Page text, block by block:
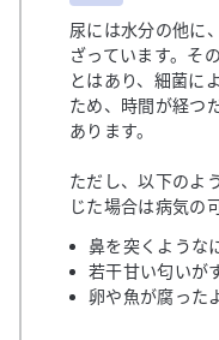
尿には水分の他に
ざっています。そ
とはあり、細菌に
ため、時間が経つ
あります。
ただし、以下のよ
じた場合は病気の
鼻を突くような
若干甘い匂いが
卵や魚が腐った